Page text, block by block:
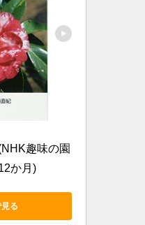
趣味の園
か月)
る